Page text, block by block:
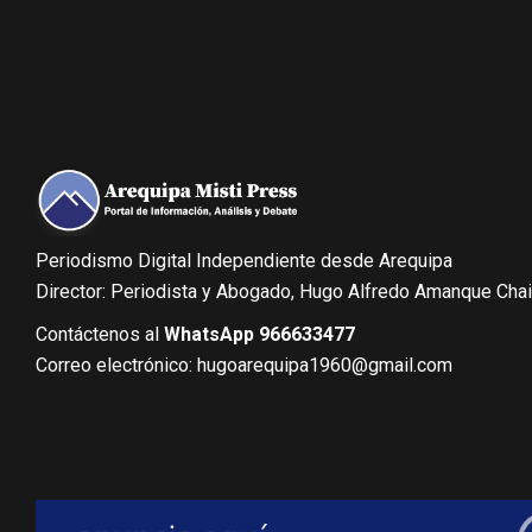
Periodismo Digital Independiente desde Arequipa
Director: Periodista y Abogado, Hugo Alfredo Amanque
Contáctenos al WhatsApp 966633477
Correo electrónico: hugoarequipa1960@gmail.com